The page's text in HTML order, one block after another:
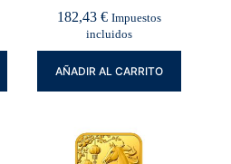
182,43 € Impuestos
incluidos
AÑADIR AL CARRITO